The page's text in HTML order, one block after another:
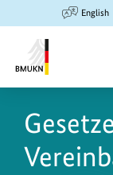
Hauptinhalt
springen
Suche
springen
Hauptnavigation
springen
English
Umwelt,
Naturschutz